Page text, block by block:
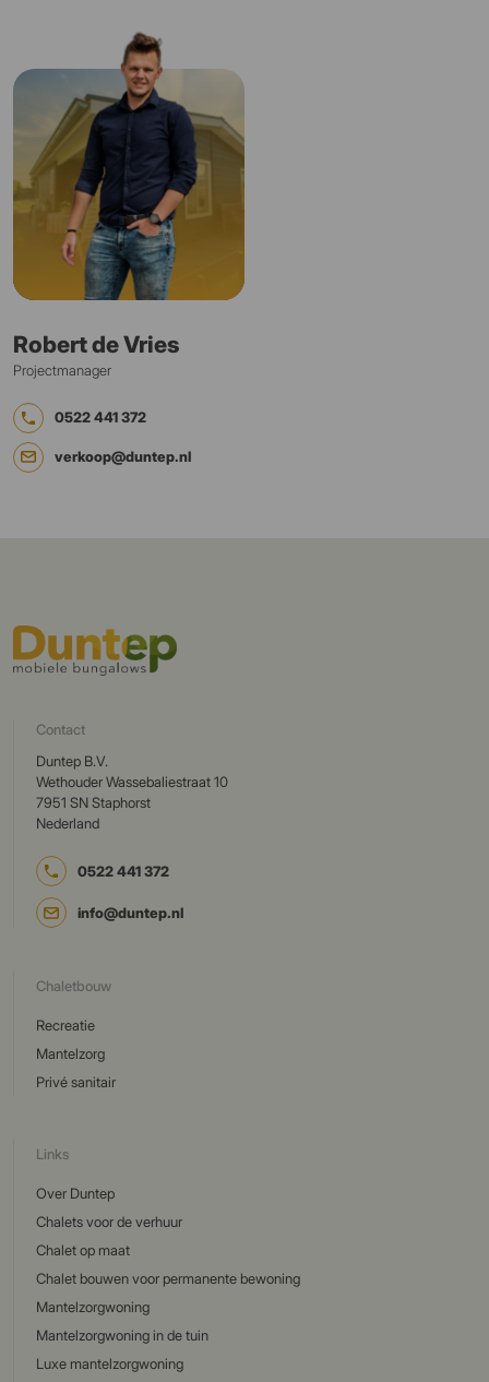
Robert de Vries
Projectmanager
0522 441 372
verkoop@duntep.nl
Contact
Duntep B.V.
Wethouder Wassebaliestraat 10
7951 SN Staphorst
Nederland
0522 441 372
info@duntep.nl
Chaletbouw
Recreatie
Mantelzorg
Privé sanitair
Links
Over Duntep
Chalets voor de verhuur
Chalet op maat
Chalet bouwen voor permanente bewoning
Mantelzorgwoning
Mantelzorgwoning in de tuin
Luxe mantelzorgwoning